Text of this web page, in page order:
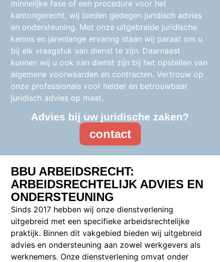
minnelijke fase of een procedure voor het
kantongerecht, wij bieden gedegen juridisch advies
en ondersteuning. Met onze uitgebreide juridische
kennis en jarenlange ervaring staan wij paraat om u
bij elk vraagstuk van dienst te zijn. Daarnaast
kunnen wij u ook van dienst zijn bij het opstellen van
algemene voorwaarden en contracten. Vertrouw op
onze professionals voor helder en betrouwbaar
juridisch advies op maat.
Advies bij uw juridische zaken?
contact
BBU ARBEIDSRECHT:
ARBEIDSRECHTELIJK ADVIES EN
ONDERSTEUNING
Sinds 2017 hebben wij onze dienstverlening
uitgebreid met een specifieke arbeidsrechtelijke
praktijk. Binnen dit vakgebied bieden wij uitgebreid
advies en ondersteuning aan zowel werkgevers als
werknemers. Onze dienstverlening omvat onder